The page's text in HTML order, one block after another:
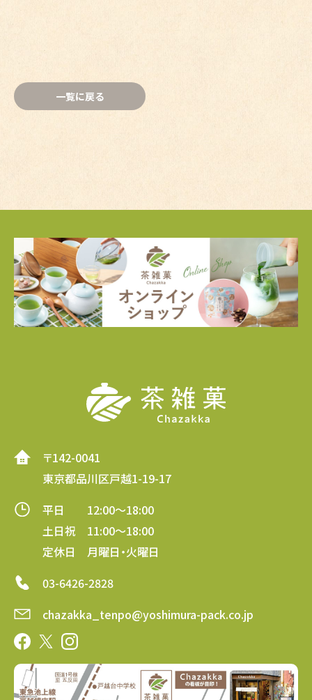
一覧に戻る
〒142-0041
東京都品川区戸越1-19-17
平日 12:00～18:00
土日祝 11:00～18:00
定休日 月曜日・火曜日
03-6426-2828
chazakka_tenpo@yoshimura-pack.co.jp